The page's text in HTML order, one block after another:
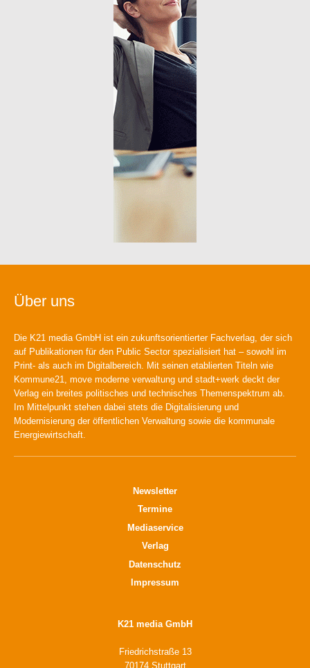
Über uns
Die K21 media GmbH ist ein zukunftsorientierter Fachverlag, der sich
auf Publikationen für den Public Sector spezialisiert hat – sowohl im
Print- als auch im Digitalbereich. Mit seinen etablierten Titeln wie
Kommune21, move moderne verwaltung und stadt+werk deckt der
Verlag ein breites politisches und technisches Themenspektrum ab.
Im Mittelpunkt stehen dabei stets die Digitalisierung und
Modernisierung der öffentlichen Verwaltung sowie die kommunale
Energiewirtschaft.
Newsletter
Termine
Mediaservice
Verlag
Datenschutz
Impressum
K21 media GmbH
Friedrichstraße 13
70174 Stuttgart